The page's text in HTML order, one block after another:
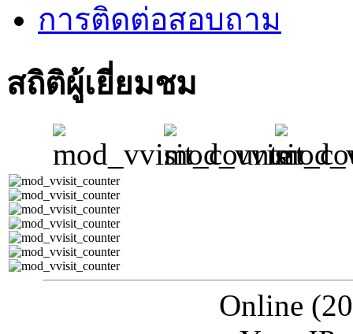
การติดต่อสอบถาม
สถิติผู้เยี่ยมชม
Online